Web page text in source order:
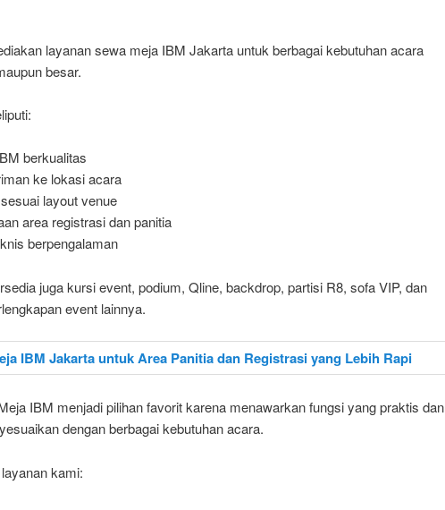
layanan sewa meja IBM Jakarta untuk berbagai kebutuhan acara
besar.
berkualitas
ke lokasi acara
layout venue
area registrasi dan panitia
berpengalaman
juga kursi event, podium, Qline, backdrop, partisi R8, sofa VIP, dan
event lainnya.
IBM menjadi pilihan favorit karena menawarkan fungsi yang praktis dan
dengan berbagai kebutuhan acara.
kami: